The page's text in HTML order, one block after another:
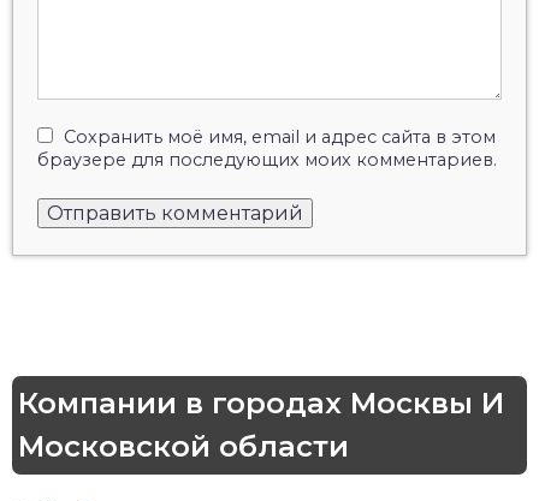
Сохранить моё имя, email и адрес сайта в этом
браузере для последующих моих комментариев.
Компании в городах Москвы И
Московской области